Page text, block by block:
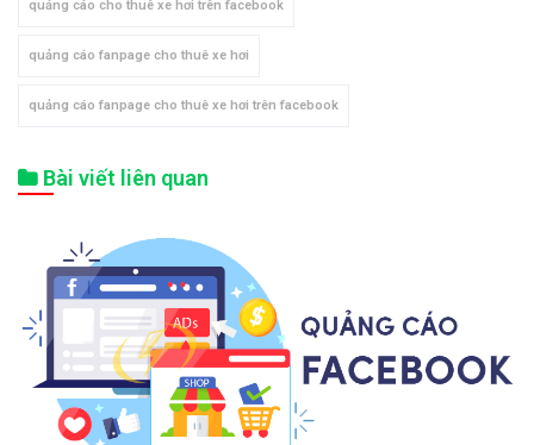
quảng cáo cho thuê xe hơi trên facebook
quảng cáo fanpage cho thuê xe hơi
quảng cáo fanpage cho thuê xe hơi trên facebook
Bài viết liên quan